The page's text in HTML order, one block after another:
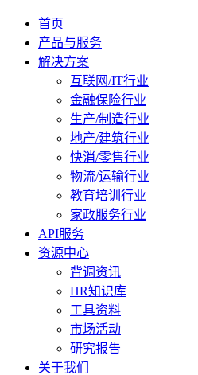
首页
产品与服务
解决方案
互联网/IT行业
金融保险行业
生产/制造行业
地产/建筑行业
快消/零售行业
物流/运输行业
教育培训行业
家政服务行业
API服务
资源中心
背调资讯
HR知识库
工具资料
市场活动
研究报告
关于我们